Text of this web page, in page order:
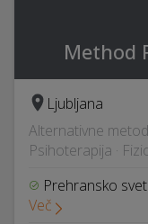
Method
Ljubljana
Alternativne
Psihoterapija ·
Prehransko
Več